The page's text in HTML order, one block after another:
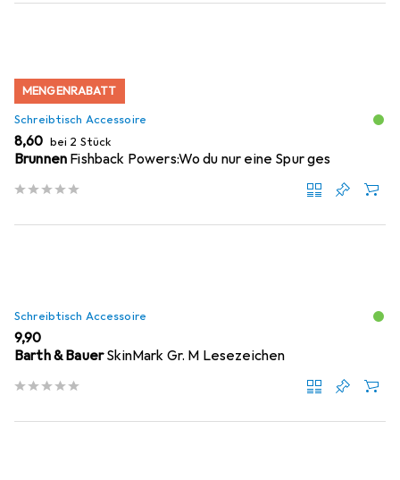
MENGENRABATT
Schreibtisch Accessoire
EUR
8,60 bei 2 Stück
Brunnen Fishback Powers:Wo du nur eine Spur ges
Schreibtisch Accessoire
EUR
9,90
Barth & BauerSkinMark Gr. M Lesezeichen